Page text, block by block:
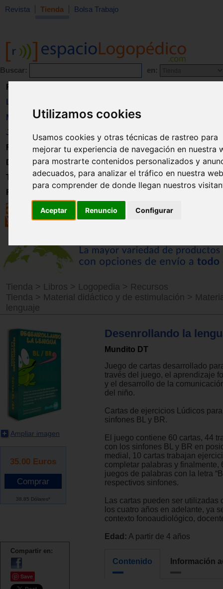
Utilizamos cookies
Usamos cookies y otras técnicas de rastreo para
mejorar tu experiencia de navegación en nuestra
para mostrarte contenidos personalizados y
adecuados, para analizar el tráfico en nuestra
para comprender de donde llegan nuestros
Aceptar Renuncio Configurar
Revista Tienda Bolsa Trabajo
Buscar: en:
Revista
Libros
Material
Juguetes
Formación
Directorio
Trabajo
Registro
Tienda > Libros > Logopedia > Recursos
Tienda > Material didáctico y de estimulación >
lenguaje
Ampliar imagen
35.00 Euros
38.85 Dólares*
Compartir en:
Save
Desenrollando la
Mundito DT
Juego de cartas desarrollado
través del juego, el aprendizaje
y el desarrollo de la
del niño.
Cartas de ejercicios Lúdicos
sinfones BL y BR.
El juego contiene 60 cartas, 44
con los sinfones BL y BR en
medial, 10 cartas trabajan
completar palabras y finalmente,
juegos de palabras con la letra
respectivos sinfones.
Las cartas pueden ser utilizadas
los cuatro años en adelante, ya
contexto fonoaudiológico,
Edad: A partir de 4 años
Contenido Información